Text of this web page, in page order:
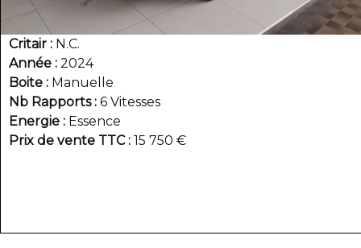
Critair
N.C.
Année 2024
Boite
Manuelle
Nb Rapports 6 Vitesses
Energie
Essence
Prix de vente TTC 15 750 €